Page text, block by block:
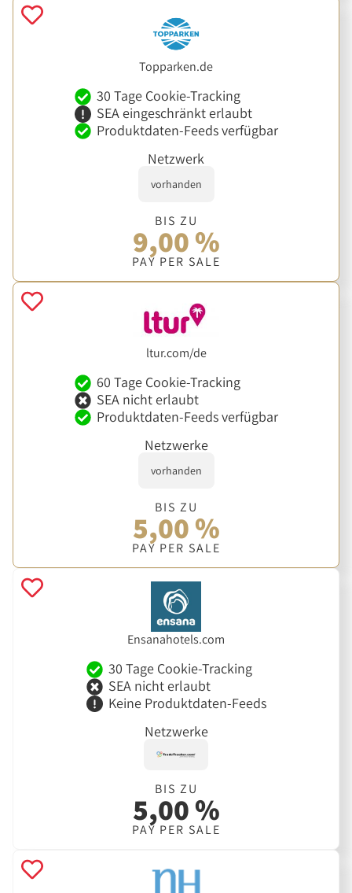
Topparken.de
30 Tage Cookie-Tracking
SEA eingeschränkt erlaubt
Produktdaten-Feeds verfügbar
Netzwerk
vorhanden
BIS ZU
9,00 %
PAY PER SALE
ltur.com/de
60 Tage Cookie-Tracking
SEA nicht erlaubt
Produktdaten-Feeds verfügbar
Netzwerke
vorhanden
BIS ZU
5,00 %
PAY PER SALE
Ensanahotels.com
30 Tage Cookie-Tracking
SEA nicht erlaubt
Keine Produktdaten-Feeds
Netzwerke
BIS ZU
5,00 %
PAY PER SALE